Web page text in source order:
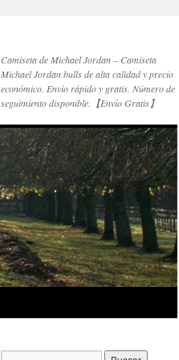
Camiseta de Michael Jordan – Camiseta
Michael Jordan bulls de alta calidad y precio
económico. Envío rápido y gratis. Número de
seguimiento disponible.【Envío Gratis】